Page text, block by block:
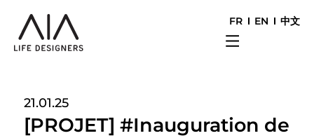
FR EN 中文
21.01.25
[PROJET] #Inauguration de